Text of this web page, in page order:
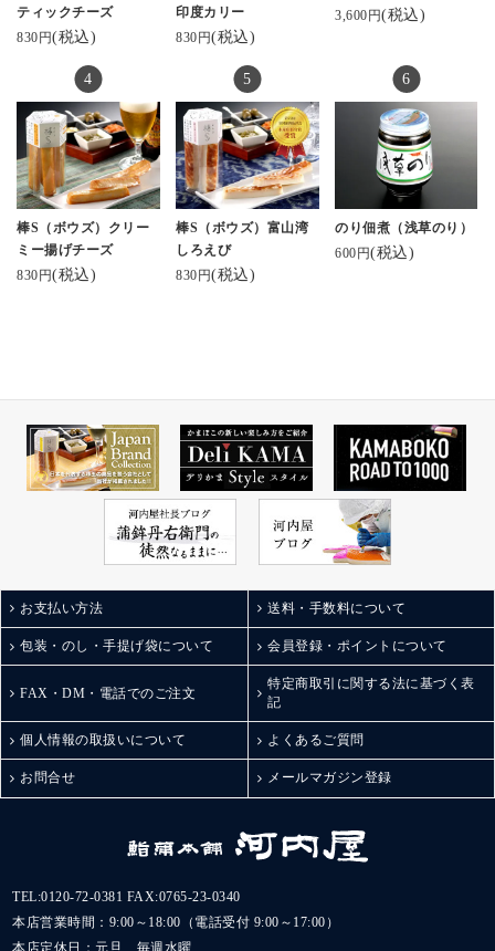
ティックチーズ
830円(税込)
印度カリー
830円(税込)
3,600円(税込)
棒S（ボウズ）クリー
ミー揚げチーズ
830円(税込)
棒S（ボウズ）富山湾
しろえび
830円(税込)
のり佃煮（浅草のり）
600円(税込)
お支払い方法 送料・手数料について
包装・のし・手提げ袋について 会員登録・ポイントについて
FAX・DM・電話でのご注文
特定商取引に関する法に基づく表
記
個人情報の取扱いについて よくあるご質問
お問合せ メールマガジン登録
TEL:0120-72-0381 FAX:0765-23-0340
本店営業時間：9:00～18:00（電話受付 9:00～17:00）
本店定休日：元旦、毎週水曜